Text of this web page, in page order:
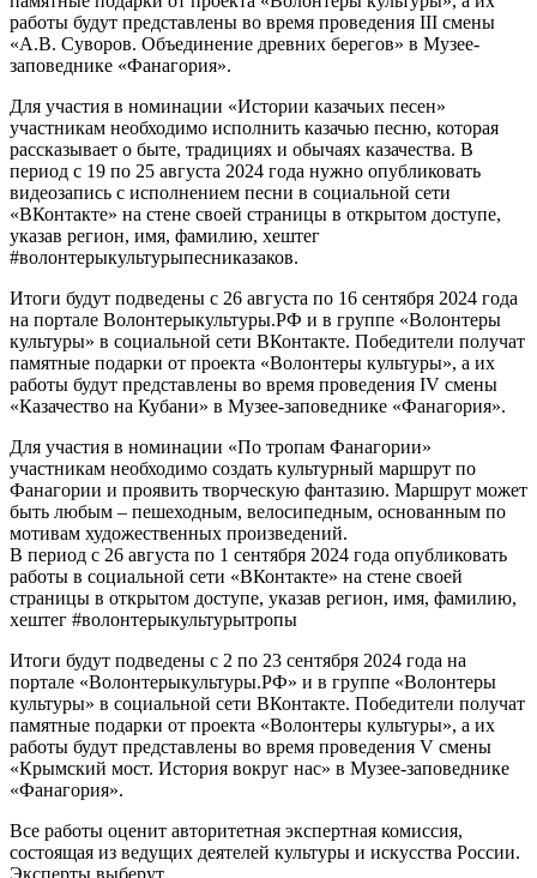
работы будут представлены во время проведения III смены
«А.В. Суворов. Объединение древних берегов» в Музее-
заповеднике «Фанагория».
Для участия в номинации «Истории казачьих песен»
участникам необходимо исполнить казачью песню, которая
рассказывает о быте, традициях и обычаях казачества. В
период с 19 по 25 августа 2024 года нужно опубликовать
видеозапись с исполнением песни в социальной сети
«ВКонтакте» на стене своей страницы в открытом доступе,
указав регион, имя, фамилию, хештег
#волонтерыкультурыпесниказаков.
Итоги будут подведены с 26 августа по 16 сентября 2024 года
на портале Волонтерыкультуры.РФ и в группе «Волонтеры
культуры» в социальной сети ВКонтакте. Победители получат
памятные подарки от проекта «Волонтеры культуры», а их
работы будут представлены во время проведения IV смены
«Казачество на Кубани» в Музее-заповеднике «Фанагория».
Для участия в номинации «По тропам Фанагории»
участникам необходимо создать культурный маршрут по
Фанагории и проявить творческую фантазию. Маршрут может
быть любым – пешеходным, велосипедным, основанным по
мотивам художественных произведений.
В период с 26 августа по 1 сентября 2024 года опубликовать
работы в социальной сети «ВКонтакте» на стене своей
страницы в открытом доступе, указав регион, имя, фамилию,
хештег #волонтерыкультурытропы
Итоги будут подведены с 2 по 23 сентября 2024 года на
портале «Волонтерыкультуры.РФ» и в группе «Волонтеры
культуры» в социальной сети ВКонтакте. Победители получат
памятные подарки от проекта «Волонтеры культуры», а их
работы будут представлены во время проведения V смены
«Крымский мост. История вокруг нас» в Музее-заповеднике
«Фанагория».
Все работы оценит авторитетная экспертная комиссия,
состоящая из ведущих деятелей культуры и искусства России.
Эксперты выберут